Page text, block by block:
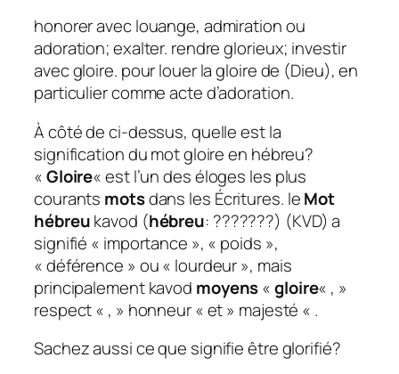
honorer avec louange, admiration ou
adoration; exalter. rendre glorieux; investir
avec gloire. pour louer la gloire de (Dieu), en
particulier comme acte d’adoration.
À côté de ci-dessus, quelle est la
signification du mot gloire en hébreu?
«Gloire« est l’un des éloges les plus
courants motsdans les Écritures. leMot
hébreukavod (hébreu: ???????) (KVD) a
signifié « importance », « poids »,
« déférence » ou « lourdeur », mais
principalement kavod moyens«gloire« , »
respect « , » honneur « et » majesté « .
Sachez aussi ce que signifie être glorifié?